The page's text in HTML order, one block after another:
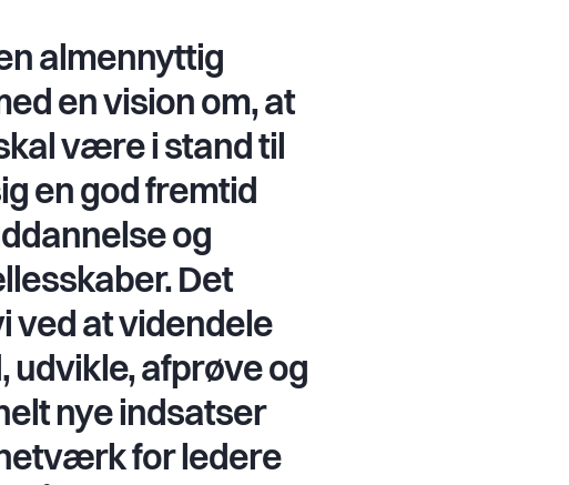
almennyttig
en vision om, at
være i stand til
en god fremtid
og
Det
ved at videndele
udvikle, afprøve og
nye indsatser
for ledere